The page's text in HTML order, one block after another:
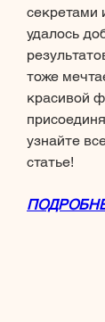
секретами
удалось
тоже
красивой
узнайте
статье!